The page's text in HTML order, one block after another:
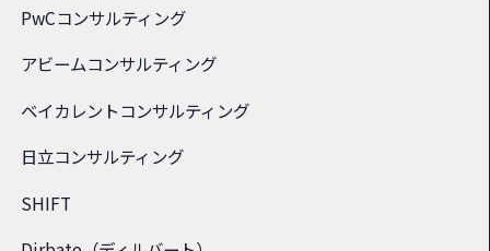
PwCコンサルティング
アビームコンサルティング
ベイカレントコンサルティング
日立コンサルティング
SHIFT